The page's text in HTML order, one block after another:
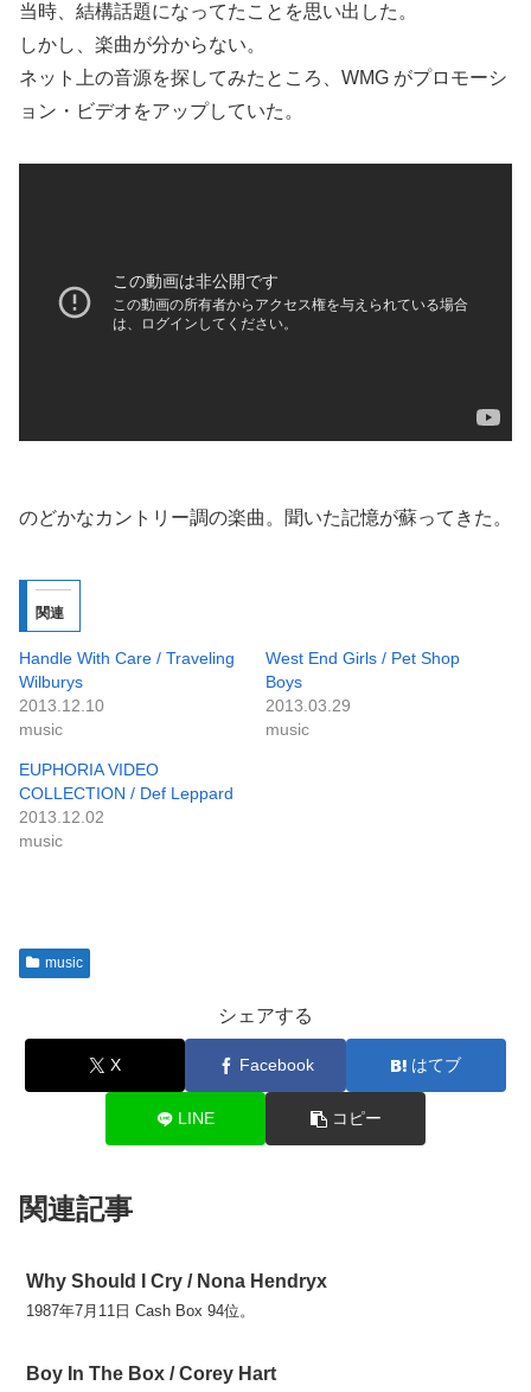
当時、結構話題になってたことを思い出した。
しかし、楽曲が分からない。
ネット上の音源を探してみたところ、WMG がプロモーシ
ョン・ビデオをアップしていた。
のどかなカントリー調の楽曲。聞いた記憶が蘇ってきた。
関連
Handle With Care / Traveling
Wilburys
2013.12.10
music
West End Girls / Pet Shop
Boys
2013.03.29
music
EUPHORIA VIDEO
COLLECTION / Def Leppard
2013.12.02
music
music
シェアする
X Facebook はてブ
LINE コピー
関連記事
Why Should I Cry / Nona Hendryx
1987年7月11日 Cash Box 94位。
Boy In The Box / Corey Hart